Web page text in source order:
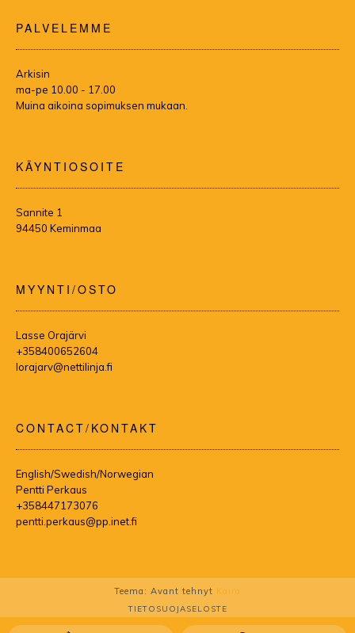
PALVELEMME
Arkisin
ma-pe 10.00 - 17.00
Muina aikoina sopimuksen mukaan.
KÄYNTIOSOITE
Sannite 1
94450 Keminmaa
MYYNTI/OSTO
Lasse Orajärvi
+358400652604
lorajarv@nettilinja.fi
CONTACT/KONTAKT
English/Swedish/Norwegian
Pentti Perkaus
+358447173076
pentti.perkaus@pp.inet.fi
Teema: Avant tehnyt Kaira
TIETOSUOJASELOSTE